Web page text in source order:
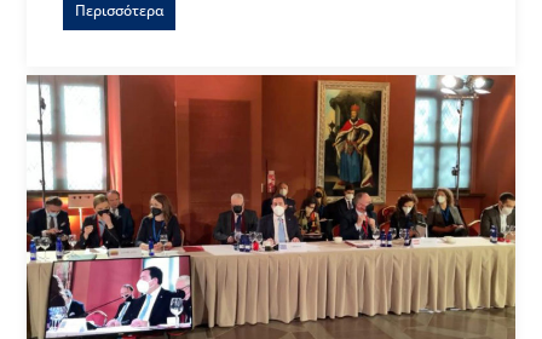
Περισσότερα